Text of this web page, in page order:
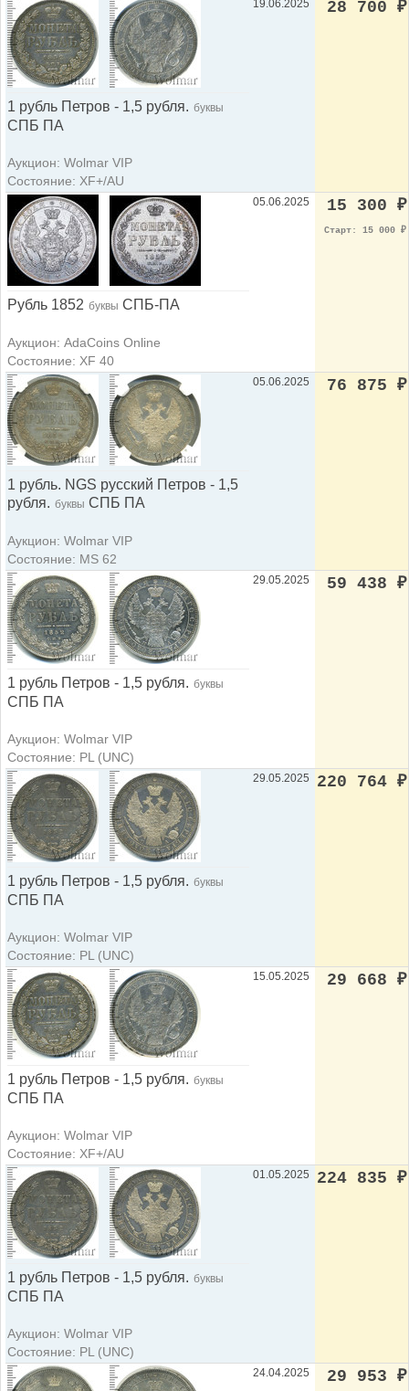
1 рубль Петров - 1,5 рубля. буквы
СПБ ПА
Аукцион: Wolmar VIP
Состояние: XF+/AU
19.06.2025 28 700 ₽
Рубль 1852 буквы СПБ-ПА
Аукцион: AdaCoins Online
Состояние: XF 40
05.06.2025 15 300 ₽
Старт: 15 000 ₽
1 рубль. NGS русский Петров - 1,5
рубля. буквы СПБ ПА
Аукцион: Wolmar VIP
Состояние: MS 62
05.06.2025 76 875 ₽
1 рубль Петров - 1,5 рубля. буквы
СПБ ПА
Аукцион: Wolmar VIP
Состояние: PL (UNC)
29.05.2025 59 438 ₽
1 рубль Петров - 1,5 рубля. буквы
СПБ ПА
Аукцион: Wolmar VIP
Состояние: PL (UNC)
29.05.2025 220 764 ₽
1 рубль Петров - 1,5 рубля. буквы
СПБ ПА
Аукцион: Wolmar VIP
Состояние: XF+/AU
15.05.2025 29 668 ₽
1 рубль Петров - 1,5 рубля. буквы
СПБ ПА
Аукцион: Wolmar VIP
Состояние: PL (UNC)
01.05.2025 224 835 ₽
24.04.2025 29 953 ₽